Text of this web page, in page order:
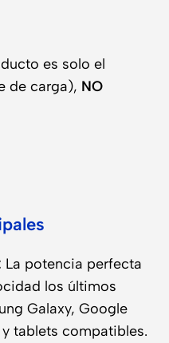
es solo el
de carga), NO
La potencia perfecta
los últimos
Galaxy, Google
tablets compatibles.